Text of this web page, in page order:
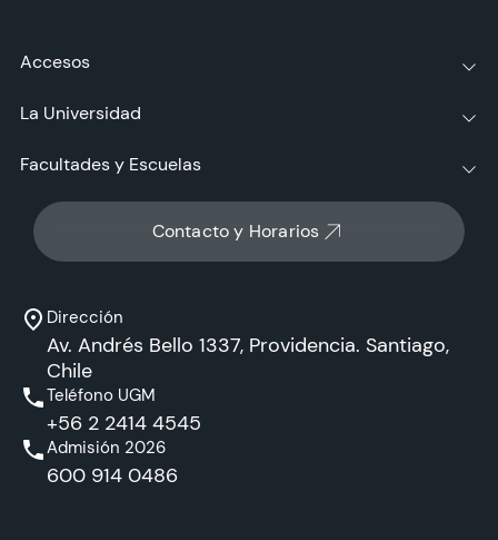
Contacto y Horarios
Dirección
Av. Andrés Bello 1337, Providencia. Santiago,
Chile
Teléfono UGM
+56 2 2414 4545
Admisión 2026
600 914 0486
Accesos
La Universidad
Facultades y Escuelas